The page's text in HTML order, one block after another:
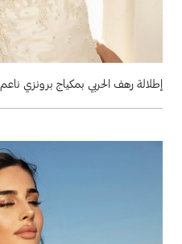
إطلالة رهف الحربي بمكياج برونزي ناعم